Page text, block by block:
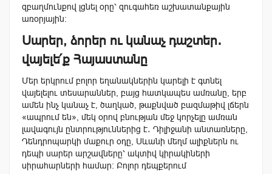
զբաղմունքով լցնել օրը՝ զուգահեռ աշխատանքային
առօրյային։
Սարեր, ձորեր ու կանաչ դաշտեր․
վայելե՛ք Հայաստանը
Մեր երկրում բոլոր եղանակներին կարելի է գտնել
վայելելու տեսարաններ, բայց հատկապես ամռանը, երբ
ամեն ինչ կանաչ է, ծաղկած, թաքնված բազմաթիվ լճերն
«ապրում են», մեկ օրով բնության մեջ կորչելը ամռան
լավագույն ընտրություններից է․ Դիլիջանի անտառները,
Դենդրոպարկի մաքուր օդը, Սևանի մեղմ ալիքներն ու
դեպի սարեր արշավները՝ ակտիվ կիրակիների
սիրահարների համար։ Բոլոր դեպքերում